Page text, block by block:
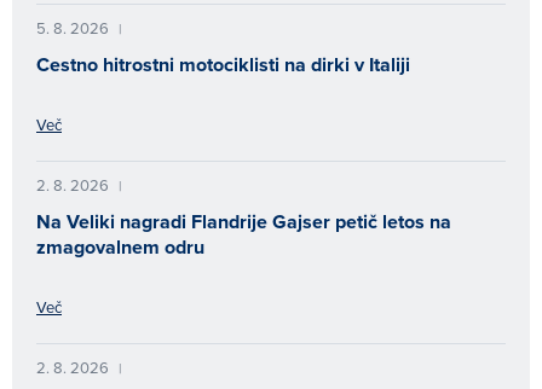
5. 8. 2026 |
Cestno hitrostni motociklisti na dirki v Italiji
Več
2. 8. 2026 |
Na Veliki nagradi Flandrije Gajser petič letos na
zmagovalnem odru
Več
2. 8. 2026 |